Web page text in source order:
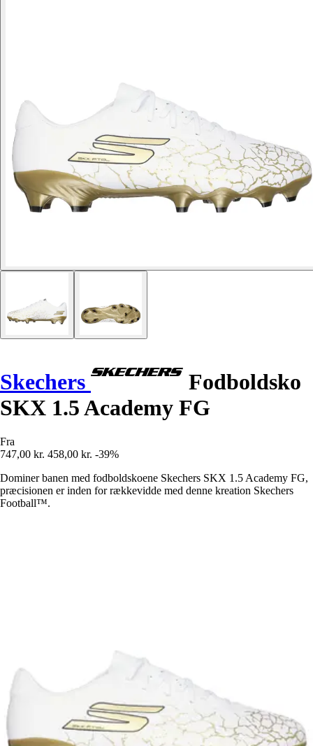
Skechers
Fodboldsko
SKX 1.5 Academy FG
Fra
747,00 kr. 458,00 kr. -39%
Dominer banen med fodboldskoene Skechers SKX 1.5 Academy FG,
præcisionen er inden for rækkevidde med denne kreation Skechers
Football™.